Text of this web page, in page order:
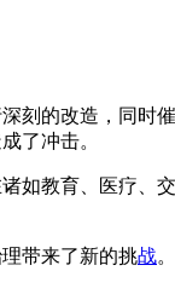
刻的改造，同
了冲击。
如教育、医疗
带来了新的挑战